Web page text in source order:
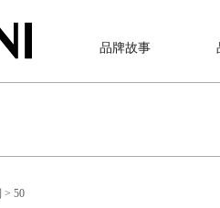
品牌故事
> 50